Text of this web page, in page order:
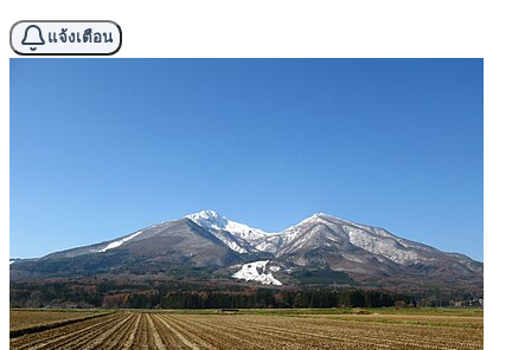
แจ้งเตือน